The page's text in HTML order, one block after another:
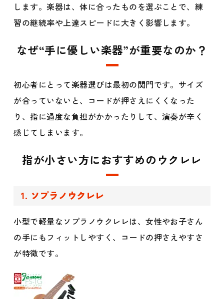
します。楽器は、体に合ったものを選ぶことで、練
習の継続率や上達スピードに大きく影響します。
なぜ“手に優しい楽器”が重要なのか？
初心者にとって楽器選びは最初の関門です。サイズ
が合っていないと、コードが押さえにくくなった
り、指に過度な負担がかかったりして、演奏が辛く
感じてしまいます。
指が小さい方におすすめのウクレレ
1. ソプラノウクレレ
小型で軽量なソプラノウクレレは、女性やお子さん
の手にもフィットしやすく、コードの押さえやすさ
が特徴です。